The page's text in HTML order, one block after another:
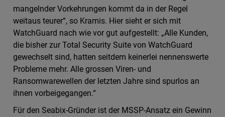
mangelnder Vorkehrungen kommt da in der Regel
weitaus teurer“, so Kramis. Hier sieht er sich mit
WatchGuard nach wie vor gut aufgestellt: „Alle Kunden,
die bisher zur Total Security Suite von WatchGuard
gewechselt sind, hatten seitdem keinerlei nennenswerte
Probleme mehr. Alle grossen Viren- und
Ransomwarewellen der letzten Jahre sind spurlos an
ihnen vorbeigegangen.“
Für den Seabix-Gründer ist der MSSP-Ansatz ein Gewinn